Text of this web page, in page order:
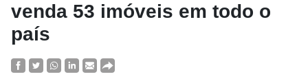
venda 53 imóveis em todo o
país